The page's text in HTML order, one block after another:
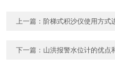
上一篇： 阶梯式积沙仪使用方式
下一篇： 山洪报警水位计的优点